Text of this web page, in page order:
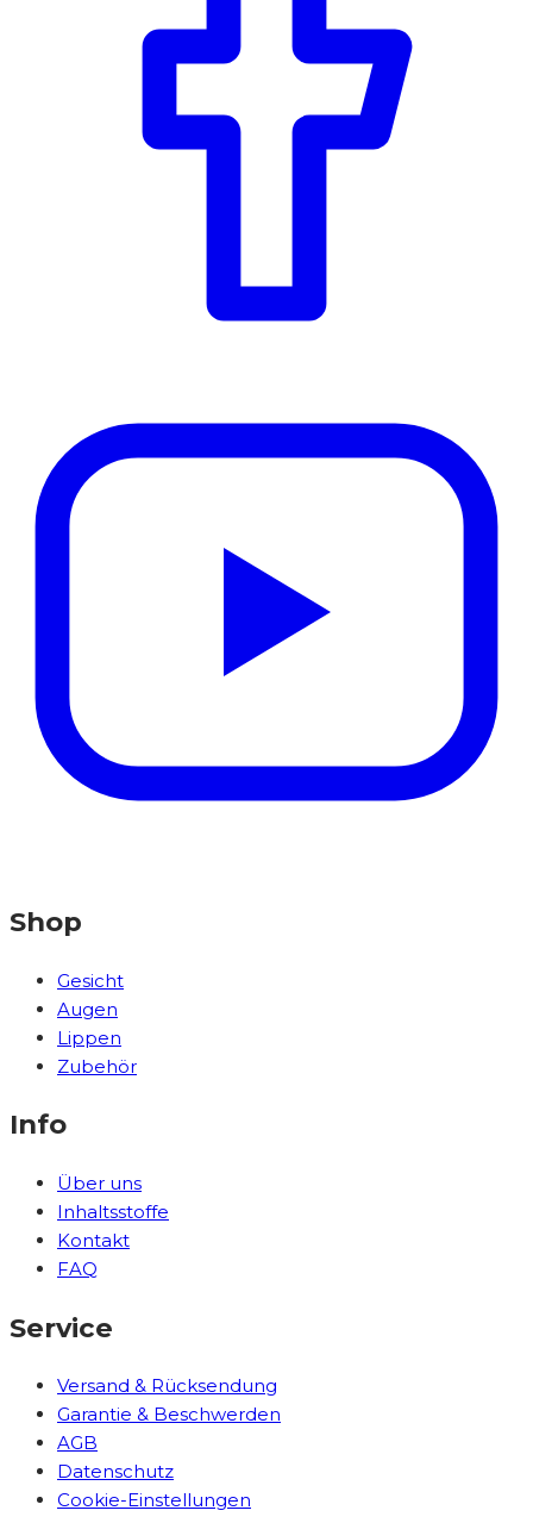
Shop
Gesicht
Augen
Lippen
Zubehör
Info
Über uns
Inhaltsstoffe
Kontakt
FAQ
Service
Versand & Rücksendung
Garantie & Beschwerden
AGB
Datenschutz
Cookie-Einstellungen